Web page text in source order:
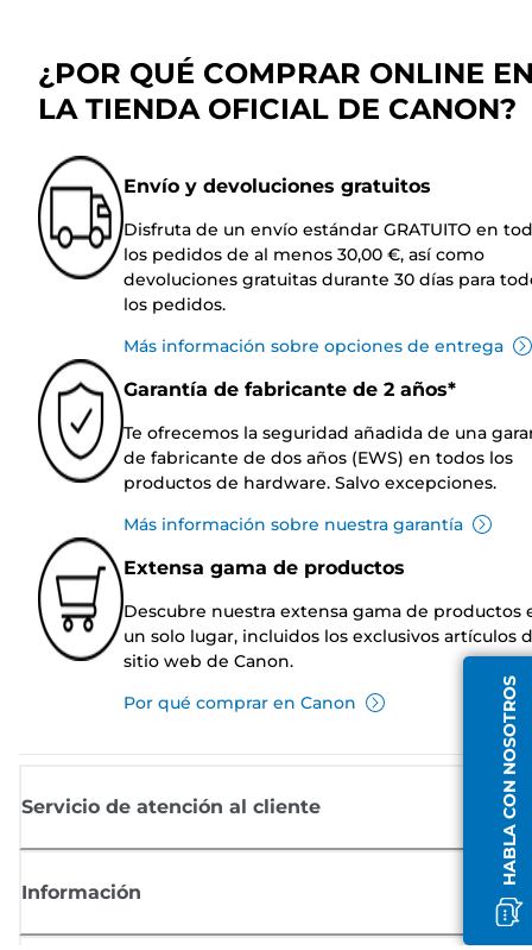
HABLA CON NOSOTROS
¿POR QUÉ COMPRAR ONLINE
LA TIENDA OFICIAL DE CANON?
Envío y devoluciones gratuitos
Disfruta de un envío estándar GRATUITO en
los pedidos de al menos 30,00 €, así como
devoluciones gratuitas durante 30 días para
los pedidos.
Más información sobre opciones de entrega
Garantía de fabricante de 2 años*
Te ofrecemos la seguridad añadida de una
de fabricante de dos años (EWS) en todos los
productos de hardware. Salvo excepciones.
Más información sobre nuestra garantía
Extensa gama de productos
Descubre nuestra extensa gama de productos
un solo lugar, incluidos los exclusivos artículos
sitio web de Canon.
Por qué comprar en Canon
Servicio de atención al cliente
Información